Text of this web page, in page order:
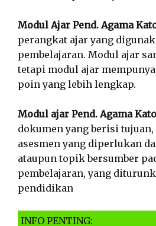
Modul Ajar Pend. Agama
perangkat ajar yang
pembelajaran. Modul ajar
tetapi modul ajar
poin yang lebih lengkap.
Modul ajar Pend. Agama
dokumen yang berisi
asesmen yang diperlukan
ataupun topik bersumber
pembelajaran, yang
pendidikan
INFO PENTING: